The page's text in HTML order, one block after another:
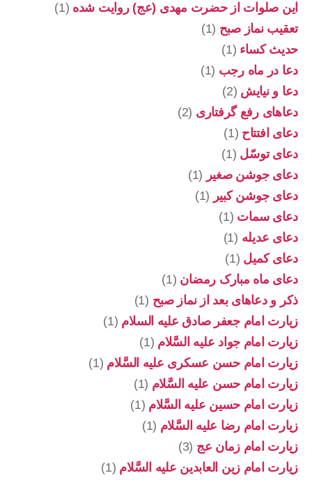
این صلوات از حضرت مهدی (عج) روایت شده (1)
تعقیب نماز صبح (1)
حدیث کساء (1)
دعا در ماه رجب (1)
دعا و نیایش (2)
دعاهای رفع گرفتاری (2)
دعای افتتاح (1)
دعای توسّل (1)
دعای جوشن صغیر (1)
دعای جوشن کبیر (1)
دعای سمات (1)
دعای عدیله (1)
دعای کمیل (1)
دعای ماه مبارک رمضان (1)
ذکر و دعاهای بعد از نماز صبح (1)
زیارت امام جعفر صادق علیه السلام (1)
زیارت امام جواد علیه السَّلام (1)
زیارت امام حسن عسکری علیه السَّلام (1)
زیارت امام حسن علیه السَّلام (1)
زیارت امام حسین علیه السَّلام (1)
زیارت امام رضا علیه السَّلام (1)
زیارت امام زمان عج (3)
زیارت امام زین العابدین علیه السَّلام (1)